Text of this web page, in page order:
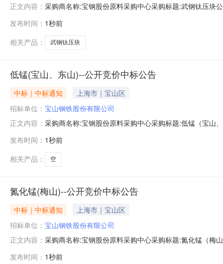
正文内容： 采购商名称:宝钢股份原料采购中心采购标题:武钢钛压块
发布时间： 1秒前
相关产品：
武钢钛压块
低锰(宝山、东山)--公开竞价中标公告
中标｜中标通知
上海市｜宝山区
招标单位： 宝山钢铁股份有限公司
正文内容： 采购商名称:宝钢股份原料采购中心采购标题:低锰（宝山
发布时间： 1秒前
相关产品：
空
氮化锰(梅山)--公开竞价中标公告
中标｜中标通知
上海市｜宝山区
招标单位： 宝山钢铁股份有限公司
正文内容： 采购商名称:宝钢股份原料采购中心采购标题:氮化锰（梅
发布时间： 1秒前